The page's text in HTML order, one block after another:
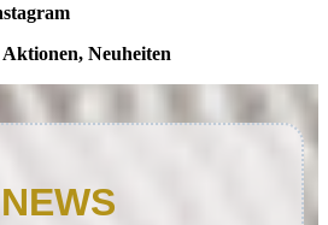
Aktionen, Neuheiten
NEWS